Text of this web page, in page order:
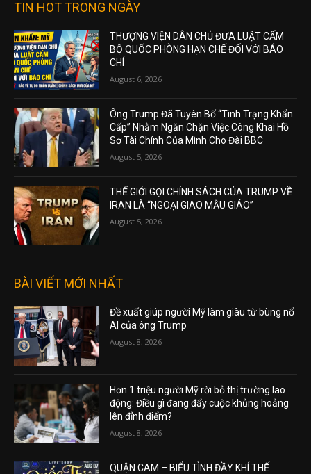
TIN HOT TRONG NGÀY
THƯỢNG VIỆN DÂN CHỦ ĐƯA LUẬT CẤM
BỘ QUỐC PHÒNG HẠN CHẾ ĐỐI VỚI BÁO
CHÍ
August 6, 2026
Ông Trump Đã Tuyên Bố “Tình Trạng Khẩn
Cấp” Nhằm Ngăn Chặn Việc Công Khai Hồ
Sơ Tài Chính Của Mình Cho Đài BBC
August 5, 2026
THẾ GIỚI GỌI CHÍNH SÁCH CỦA TRUMP VỀ
IRAN LÀ “NGOẠI GIAO MẪU GIÁO”
August 5, 2026
BÀI VIẾT MỚI NHẤT
Đề xuất giúp người Mỹ làm giàu từ bùng nổ
AI của ông Trump
August 8, 2026
Hơn 1 triệu người Mỹ rời bỏ thị trường lao
động: Điều gì đang đẩy cuộc khủng hoảng
lên đỉnh điểm?
August 8, 2026
QUẬN CAM – BIỂU TÌNH ĐẦY KHÍ THẾ